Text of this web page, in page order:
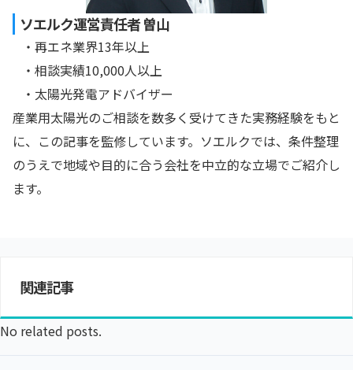
ソエルク運営責任者 曽山
・再エネ業界13年以上
・相談実績10,000人以上
・太陽光発電アドバイザー
産業用太陽光のご相談を数多く受けてきた実務経験をもと
に、この記事を監修しています。ソエルクでは、条件整理
のうえで地域や目的に合う会社を中立的な立場でご紹介し
ます。
関連記事
No related posts.